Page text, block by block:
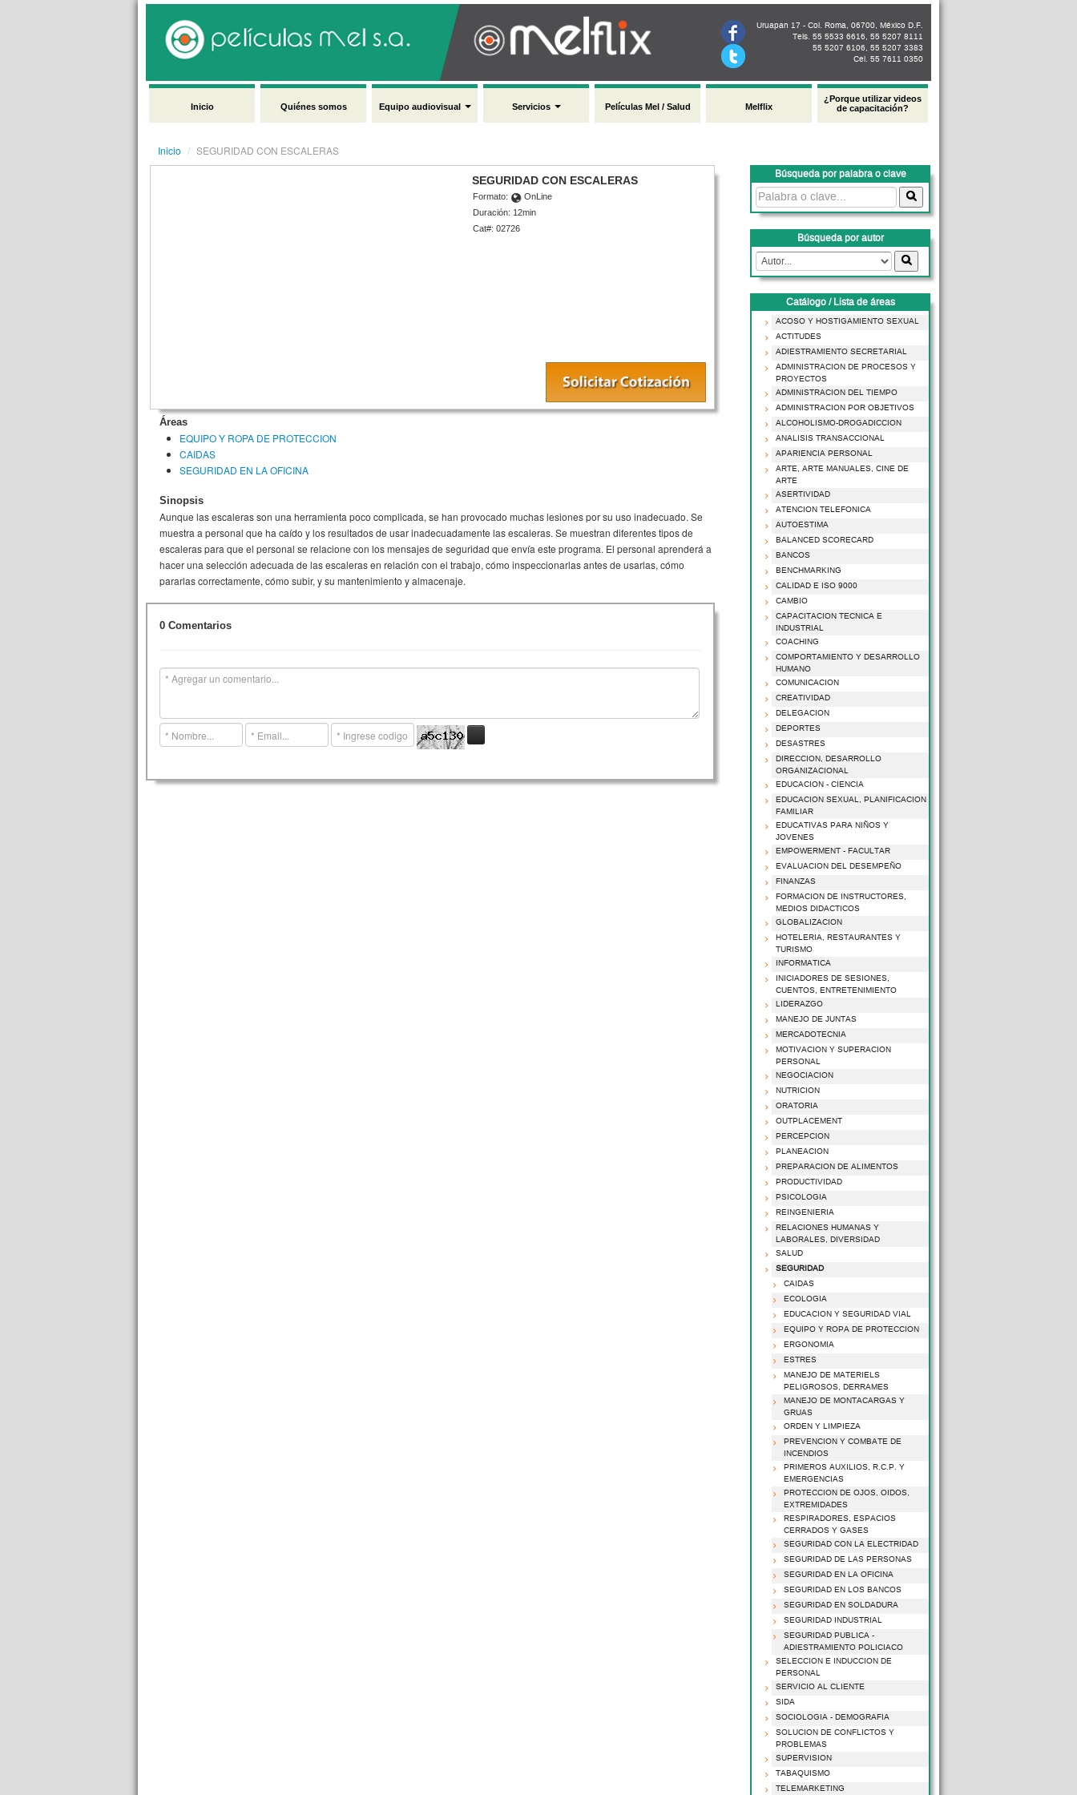
Uruapan 17 - Col. Roma, 06700, México D.F.
Tels. 55 5533 6616, 55 5207 8111
55 5207 6106, 55 5207 3383
Cel. 55 7611 0350
Inicio Quiénes somos Equipo audiovisual Servicios Películas Mel / Salud Melflix
¿Porque utilizar videos
de capacitación?
Inicio / SEGURIDAD CON ESCALERAS
SEGURIDAD CON ESCALERAS
Formato:
OnLine
Duración: 12min
Cat#: 02726
Áreas
EQUIPO Y ROPA DE PROTECCION
CAIDAS
SEGURIDAD EN LA OFICINA
Sinopsis
Aunque las escaleras son una herramienta poco complicada, se han provocado muchas lesiones por su uso inadecuado. Se
muestra a personal que ha caído y los resultados de usar inadecuadamente las escaleras. Se muestran diferentes tipos de
escaleras para que el personal se relacione con los mensajes de seguridad que envía este programa. El personal aprenderá a
hacer una selección adecuada de las escaleras en relación con el trabajo, cómo inspeccionarlas antes de usarlas, cómo
pararlas correctamente, cómo subir, y su mantenimiento y almacenaje.
0 Comentarios
Búsqueda por palabra o clave
Búsqueda por autor
Catálogo / Lista de áreas
ACOSO Y HOSTIGAMIENTO SEXUAL
ACTITUDES
ADIESTRAMIENTO SECRETARIAL
ADMINISTRACION DE PROCESOS Y
PROYECTOS
ADMINISTRACION DEL TIEMPO
ADMINISTRACION POR OBJETIVOS
ALCOHOLISMO-DROGADICCION
ANALISIS TRANSACCIONAL
APARIENCIA PERSONAL
ARTE, ARTE MANUALES, CINE DE
ARTE
ASERTIVIDAD
ATENCION TELEFONICA
AUTOESTIMA
BALANCED SCORECARD
BANCOS
BENCHMARKING
CALIDAD E ISO 9000
CAMBIO
CAPACITACION TECNICA E
INDUSTRIAL
COACHING
COMPORTAMIENTO Y DESARROLLO
HUMANO
COMUNICACION
CREATIVIDAD
DELEGACION
DEPORTES
DESASTRES
DIRECCION, DESARROLLO
ORGANIZACIONAL
EDUCACION - CIENCIA
EDUCACION SEXUAL, PLANIFICACION
FAMILIAR
EDUCATIVAS PARA NIÑOS Y
JOVENES
EMPOWERMENT - FACULTAR
EVALUACION DEL DESEMPEÑO
FINANZAS
FORMACION DE INSTRUCTORES,
MEDIOS DIDACTICOS
GLOBALIZACION
HOTELERIA, RESTAURANTES Y
TURISMO
INFORMATICA
INICIADORES DE SESIONES,
CUENTOS, ENTRETENIMIENTO
LIDERAZGO
MANEJO DE JUNTAS
MERCADOTECNIA
MOTIVACION Y SUPERACION
PERSONAL
NEGOCIACION
NUTRICION
ORATORIA
OUTPLACEMENT
PERCEPCION
PLANEACION
PREPARACION DE ALIMENTOS
PRODUCTIVIDAD
PSICOLOGIA
REINGENIERIA
RELACIONES HUMANAS Y
LABORALES, DIVERSIDAD
SALUD
SEGURIDAD
CAIDAS
ECOLOGIA
EDUCACION Y SEGURIDAD VIAL
EQUIPO Y ROPA DE PROTECCION
ERGONOMIA
ESTRES
MANEJO DE MATERIELS
PELIGROSOS, DERRAMES
MANEJO DE MONTACARGAS Y
GRUAS
ORDEN Y LIMPIEZA
PREVENCION Y COMBATE DE
INCENDIOS
PRIMEROS AUXILIOS, R.C.P. Y
EMERGENCIAS
PROTECCION DE OJOS, OIDOS,
EXTREMIDADES
RESPIRADORES, ESPACIOS
CERRADOS Y GASES
SEGURIDAD CON LA ELECTRIDAD
SEGURIDAD DE LAS PERSONAS
SEGURIDAD EN LA OFICINA
SEGURIDAD EN LOS BANCOS
SEGURIDAD EN SOLDADURA
SEGURIDAD INDUSTRIAL
SEGURIDAD PUBLICA -
ADIESTRAMIENTO POLICIACO
SELECCION E INDUCCION DE
PERSONAL
SERVICIO AL CLIENTE
SIDA
SOCIOLOGIA - DEMOGRAFIA
SOLUCION DE CONFLICTOS Y
PROBLEMAS
SUPERVISION
TABAQUISMO
TELEMARKETING